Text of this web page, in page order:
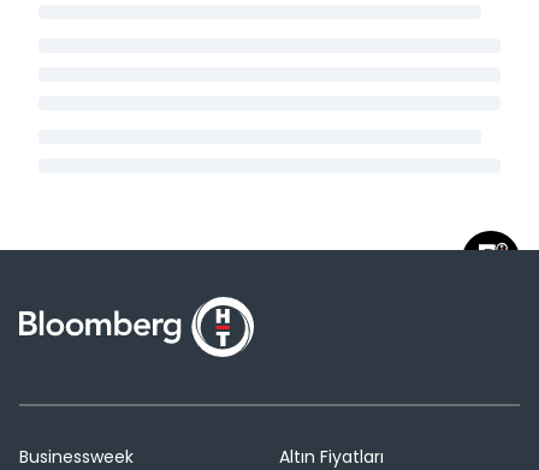
Businessweek
Altın Fiyatları